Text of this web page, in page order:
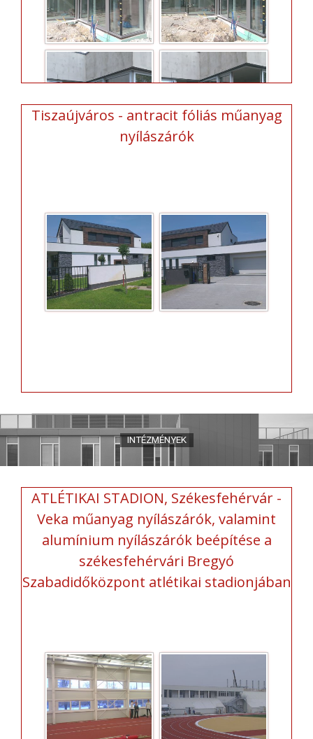
Tiszaújváros - antracit fóliás műanyag
nyílászárók
ATLÉTIKAI STADION, Székesfehérvár -
Veka műanyag nyílászárók, valamint
alumínium nyílászárók beépítése a
székesfehérvári Bregyó
Szabadidőközpont atlétikai stadionjában